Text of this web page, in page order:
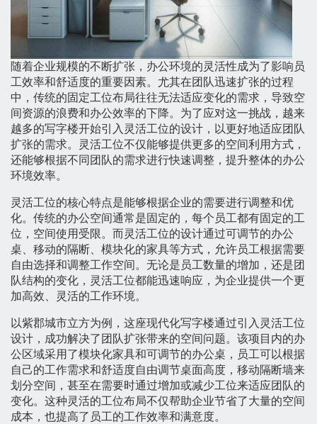
随着企业规模的不断扩张，办公环境的灵活性成为了影响员
工效率和舒适度的重要因素。尤其在团队迅速扩张的过程
中，传统的固定工位布局往往无法适应变化的需求，导致空
间资源的浪费和办公效率的下降。为了应对这一挑战，越来
越多的写字楼开始引入灵活工位的设计，以更好地适应团队
扩张的需求。灵活工位不仅能够提供更多的空间利用方式，
还能够根据不同团队的需求进行快速调整，提升整体的办公
环境效率。
灵活工位的核心特点是能够根据企业的需要进行调整和优
化。传统的办公空间通常是固定的，每个员工都有固定的工
位，空间使用受限。而灵活工位的设计通过可调节的办公
桌、移动的隔断、模块化的家具等方式，允许员工根据需要
自由选择和调整工作空间。无论是员工数量的增加，还是团
队结构的变化，灵活工位都能迅速响应，为企业提供一个更
加高效、灵活的工作环境。
以紫郡城市立方为例，这座现代化写字楼通过引入灵活工位
设计，成功解决了团队扩张带来的空间问题。该项目内的办
公区域采用了模块化家具和可调节的办公桌，员工可以根据
自己的工作需求和舒适度自由调节桌面高度，移动隔断墙来
划分空间，甚至在需要时通过增加或减少工位来适应团队的
变化。这种灵活的工位布局不仅帮助企业节省了大量的空间
成本，也提高了员工的工作效率和满意度。